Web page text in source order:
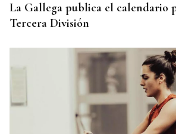
La Gallega publica el calendario
Tercera División